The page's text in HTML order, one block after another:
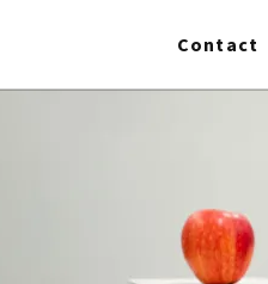
Contact